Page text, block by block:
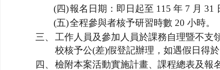
(四)報名日期：即日起至 115 年 7 月 31
(五)全程參與者核予研習時數 20 小時。
三、
工作人員及參加人員於課務自理暨不支
校核予公(差)假登記辦理，如遇假日得
四、 檢附本案活動實施計畫、課程總表及報